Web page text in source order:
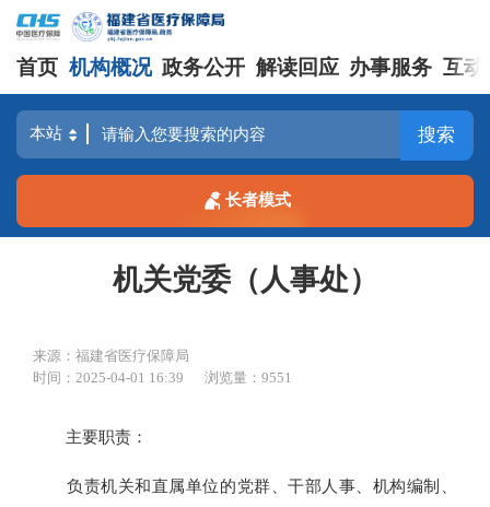
首页 机构概况 政务公开 解读回应 办事服务 互动
搜索
长者模式
机关党委（人事处）
来源：福建省医疗保障局
时间：2025-04-01 16:39
浏览量：9551
主要职责：
负责机关和直属单位的党群、干部人事、机构编制、